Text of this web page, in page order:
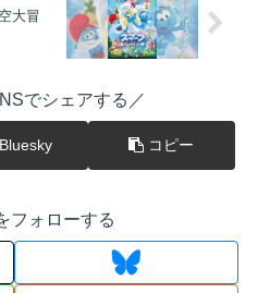
大冒
でシェアする／
Bluesky コピー
フォローする